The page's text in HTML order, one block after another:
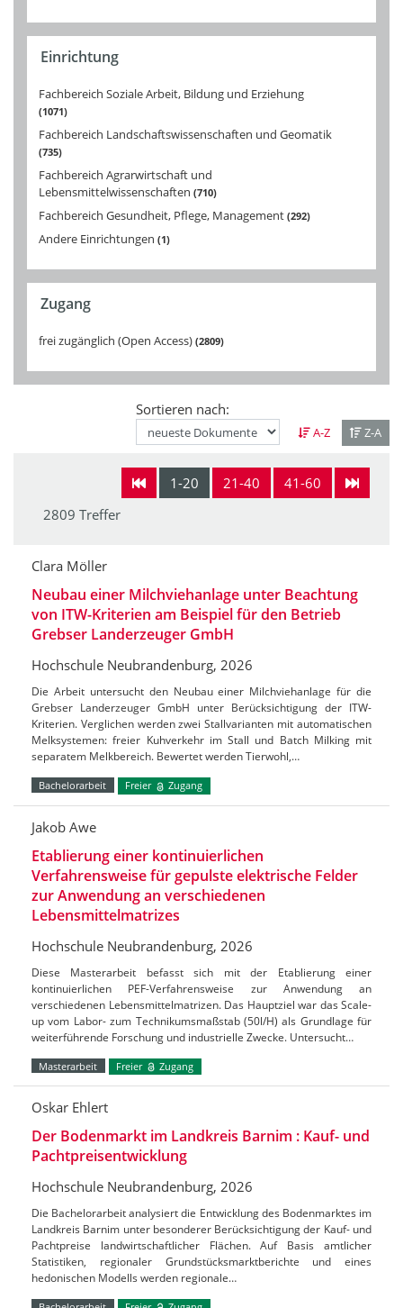
Einrichtung
Fachbereich Soziale Arbeit, Bildung und Erziehung
1071
Fachbereich Landschaftswissenschaften und Geomatik
735
Fachbereich Agrarwirtschaft und
Lebensmittelwissenschaften 710
Fachbereich Gesundheit, Pflege, Management 292
Andere Einrichtungen 1
Zugang
frei zugänglich (Open Access) 2809
Sortieren nach:
A-Z Z-A
1-20 21-40
41-60
2809 Treffer
Clara Möller
Neubau einer Milchviehanlage unter Beachtung
von ITW-Kriterien am Beispiel für den Betrieb
Grebser Landerzeuger GmbH
Hochschule Neubrandenburg, 2026
Die Arbeit untersucht den Neubau einer Milchviehanlage für die
Grebser Landerzeuger GmbH unter Berücksichtigung der ITW-
Kriterien. Verglichen werden zwei Stallvarianten mit automatischen
Melksystemen: freier Kuhverkehr im Stall und Batch Milking mit
separatem Melkbereich. Bewertet werden Tierwohl,…
Bachelorarbeit Freier Zugang
Jakob Awe
Etablierung einer kontinuierlichen
Verfahrensweise für gepulste elektrische Felder
zur Anwendung an verschiedenen
Lebensmittelmatrizes
Hochschule Neubrandenburg, 2026
Diese Masterarbeit befasst sich mit der Etablierung einer
kontinuierlichen PEF-Verfahrensweise zur Anwendung an
verschiedenen Lebensmittelmatrizen. Das Hauptziel war das Scale-
up vom Labor- zum Technikumsmaßstab (50l/H) als Grundlage für
weiterführende Forschung und industrielle Zwecke. Untersucht…
Masterarbeit Freier Zugang
Oskar Ehlert
Der Bodenmarkt im Landkreis Barnim : Kauf- und
Pachtpreisentwicklung
Hochschule Neubrandenburg, 2026
Die Bachelorarbeit analysiert die Entwicklung des Bodenmarktes im
Landkreis Barnim unter besonderer Berücksichtigung der Kauf- und
Pachtpreise landwirtschaftlicher Flächen. Auf Basis amtlicher
Statistiken, regionaler Grundstücksmarktberichte und eines
hedonischen Modells werden regionale…